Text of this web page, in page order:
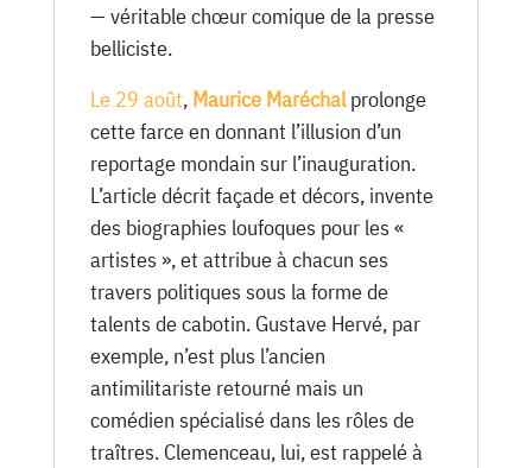
— véritable chœur comique de la presse
belliciste.
Le 29 août, Maurice Maréchal prolonge
cette farce en donnant l’illusion d’un
reportage mondain sur l’inauguration.
L’article décrit façade et décors, invente
des biographies loufoques pour les «
artistes », et attribue à chacun ses
travers politiques sous la forme de
talents de cabotin. Gustave Hervé, par
exemple, n’est plus l’ancien
antimilitariste retourné mais un
comédien spécialisé dans les rôles de
traîtres. Clemenceau, lui, est rappelé à